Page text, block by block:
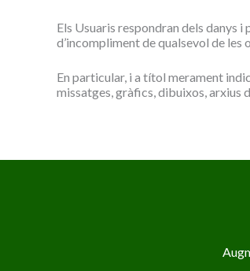
Els Usuaris respondran dels danys
d’incompliment de qualsevol de les
En particular, i a títol merament
missatges, gràfics, dibuixos, arxius